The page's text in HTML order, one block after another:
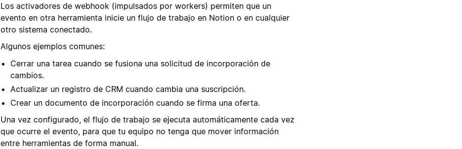
Los activadores de webhook (impulsados por workers) permiten que un
evento en otra herramienta inicie un flujo de trabajo en Notion o en cualquier
otro sistema conectado.
Algunos ejemplos comunes:
Cerrar una tarea cuando se fusiona una solicitud de incorporación de
cambios.
Actualizar un registro de CRM cuando cambia una suscripción.
Crear un documento de incorporación cuando se firma una oferta.
Una vez configurado, el flujo de trabajo se ejecuta automáticamente cada vez
que ocurre el evento, para que tu equipo no tenga que mover información
entre herramientas de forma manual.